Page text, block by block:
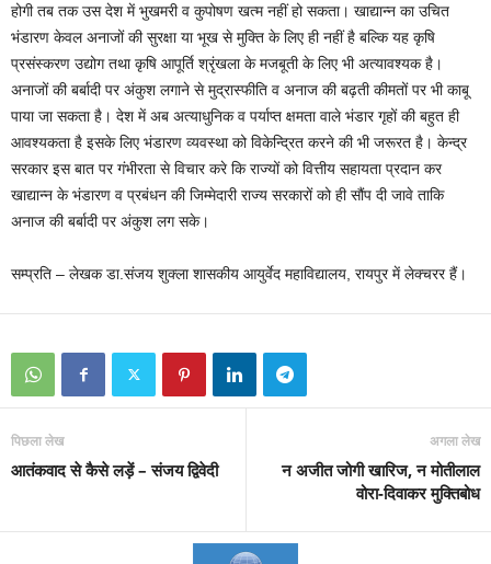
होगी तब तक उस देश में भुखमरी व कुपोषण खत्म नहीं हो सकता। खाद्यान्न का उचित
भंडारण केवल अनाजों की सुरक्षा या भूख से मुक्ति के लिए ही नहीं है बल्कि यह कृषि
प्रसंस्करण उद्योग तथा कृषि आपूर्ति श्रृंखला के मजबूती के लिए भी अत्यावश्यक है।
अनाजों की बर्बादी पर अंकुश लगाने से मुद्रास्फीति व अनाज की बढ़ती कीमतों पर भी काबू
पाया जा सकता है। देश में अब अत्याधुनिक व पर्याप्त क्षमता वाले भंडार गृहों की बहुत ही
आवश्यकता है इसके लिए भंडारण व्यवस्था को विकेन्द्रित करने की भी जरूरत है। केन्द्र
सरकार इस बात पर गंभीरता से विचार करे कि राज्यों को वित्तीय सहायता प्रदान कर
खाद्यान्न के भंडारण व प्रबंधन की जिम्मेदारी राज्य सरकारों को ही सौंप दी जावे ताकि
अनाज की बर्बादी पर अंकुश लग सके।
सम्प्रति – लेखक डा.संजय शुक्ला शासकीय आयुर्वेद महाविद्यालय, रायपुर में लेक्चरर हैं।
पिछला लेख
आतंकवाद से कैसे लड़ें – संजय द्विवेदी
अगला लेख
न अजीत जोगी खारिज, न मोतीलाल
वोरा-दिवाकर मुक्तिबोध